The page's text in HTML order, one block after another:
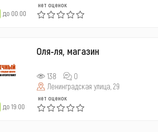
до 00:00
нет оценок
до 19:00
Оля-ля, магазин
138
0
Ленинградская улица, 29
нет оценок